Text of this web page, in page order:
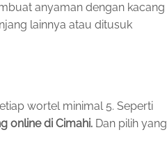
anyaman dengan kacang
lainnya atau ditusuk
wortel minimal 5. Seperti
online di Cimahi. Dan pilih yang